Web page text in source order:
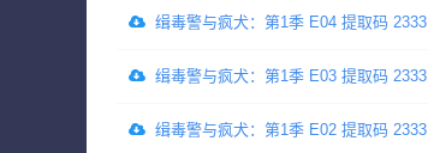
缉毒警与疯犬：第1季 E04 提取码 2333
缉毒警与疯犬：第1季 E03 提取码 2333
缉毒警与疯犬：第1季 E02 提取码 2333